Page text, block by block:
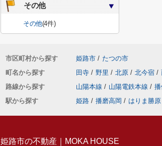
その他
その他(4件)
市区町村から探す 姫路市 / たつの市
町名から探す
田寺 / 野里 / 北原 / 北今宿 /
路線から探す
山陽本線 / 山陽電鉄本線 / 播
駅から探す
姫路 / 播磨高岡 / はりま勝原
姫路市の不動産｜MOKA HOUSE